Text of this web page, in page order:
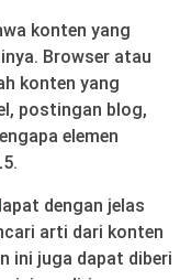
konten yang
Browser atau
konten yang
postingan blog,
elemen
dengan jelas
arti dari konten
ini juga dapat diberi